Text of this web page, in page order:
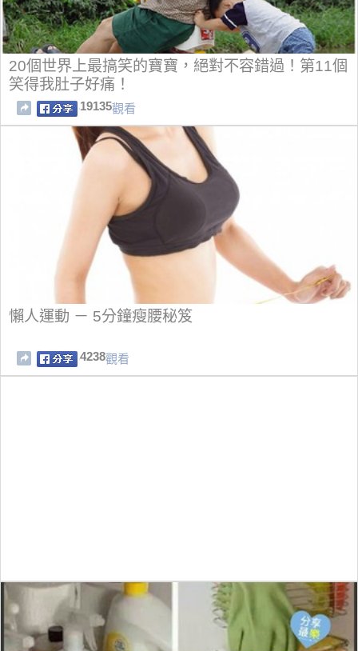
20個世界上最搞笑的寶寶，絕對不容錯過！第11個
笑得我肚子好痛！
19135觀看
懶人運動 － 5分鐘瘦腰秘笈
4238觀看